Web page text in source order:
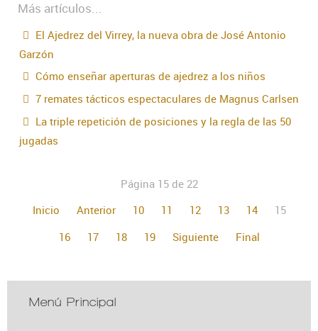
Más artículos...
El Ajedrez del Virrey, la nueva obra de José Antonio
Garzón
Cómo enseñar aperturas de ajedrez a los niños
7 remates tácticos espectaculares de Magnus Carlsen
La triple repetición de posiciones y la regla de las 50
jugadas
Página 15 de 22
Inicio
Anterior 10 11 12 13 14
15
16
17 18 19 Siguiente Final
Menú Principal